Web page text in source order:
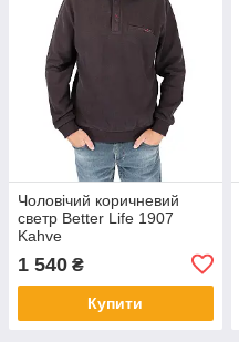
Чоловічий коричневий
светр Better Life 1907
Kahve
1 540 ₴
Купити